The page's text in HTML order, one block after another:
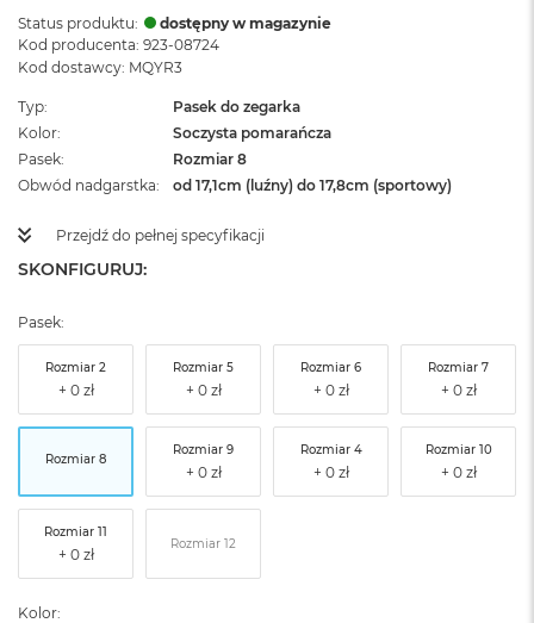
Status produktu:
dostępny w magazynie
Kod producenta: 923-08724
Kod dostawcy: MQYR3
Typ
Pasek do zegarka
Kolor
Soczysta pomarańcza
Pasek
Rozmiar 8
Obwód nadgarstka
od 17,1cm (luźny) do 17,8cm (sportowy)
Przejdź do pełnej specyfikacji
SKONFIGURUJ:
Pasek:
Rozmiar 2 Rozmiar 5 Rozmiar 6 Rozmiar 7
Rozmiar 8
Rozmiar 9 Rozmiar 4 Rozmiar 10
Rozmiar 11
Rozmiar 12
Kolor: